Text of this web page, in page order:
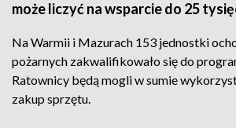
może liczyć na wsparcie do 25
Na Warmii i Mazurach 153 jednostki
pożarnych zakwalifikowało się do
Ratownicy będą mogli w sumie
zakup sprzętu.